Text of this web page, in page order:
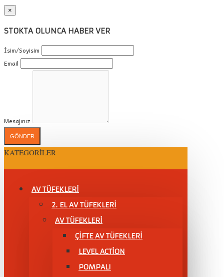
×
STOKTA OLUNCA HABER VER
İsim/Soyisim
Email
Mesajınız
GÖNDER
KATEGORILER
AV TÜFEKLERİ
2. EL AV TÜFEKLERİ
AV TÜFEKLERI
ÇIFTE AV TÜFEKLERI
LEVEL ACTİON
POMPALI